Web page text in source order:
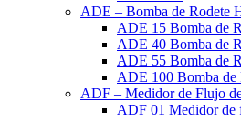
ADE – Bomba de Rodete
ADE 15 Bomba de
ADE 40 Bomba de
ADE 55 Bomba de
ADE 100 Bomba de
ADF – Medidor de Flujo
ADF 01 Medidor de